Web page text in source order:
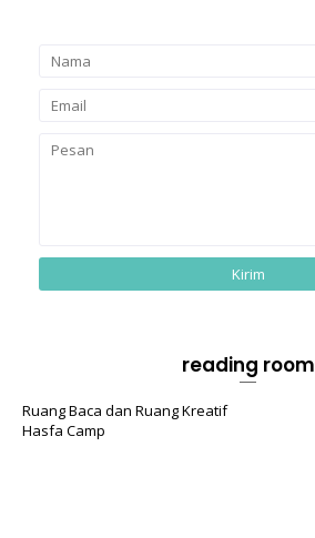
reading room
Ruang Baca dan Ruang Kreatif
Hasfa Camp